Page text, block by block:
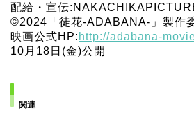
配給・宣伝
©︎2024「徒花-ADABANA-」製作
映画公式HP: http://adabana-
10月18日(金)公開
関連